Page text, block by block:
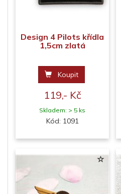
Design 4 Pilots křídla
1,5cm zlatá
Koupit
119,- Kč
Skladem: > 5 ks
Kód: 1091